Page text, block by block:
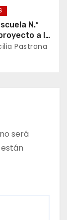
N.º
a la
de la
Pastrana
será